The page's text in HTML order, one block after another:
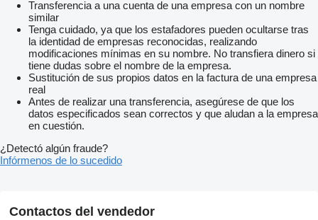
Transferencia a una cuenta de una empresa con un nombre
similar
Tenga cuidado, ya que los estafadores pueden ocultarse tras
la identidad de empresas reconocidas, realizando
modificaciones mínimas en su nombre. No transfiera dinero si
tiene dudas sobre el nombre de la empresa.
Sustitución de sus propios datos en la factura de una empresa
real
Antes de realizar una transferencia, asegúrese de que los
datos especificados sean correctos y que aludan a la empresa
en cuestión.
¿Detectó algún fraude?
Infórmenos de lo sucedido
Contactos del vendedor